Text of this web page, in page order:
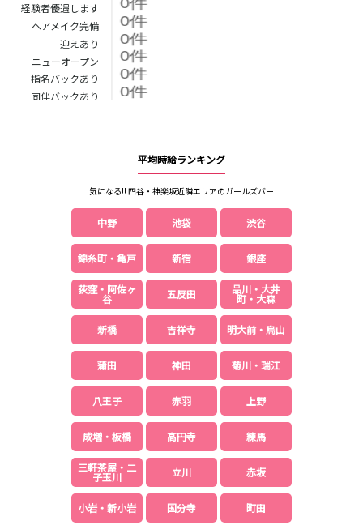
経験者優遇します
ヘアメイク完備
迎えあり
ニューオープン
指名バックあり
同伴バックあり
平均時給ランキング
気になる!! 四谷・神楽坂近隣エリアのガールズバー
中野 池袋 渋谷
錦糸町・亀戸 新宿 銀座
荻窪・阿佐ヶ
谷 五反田 品川・大井
町・大森
新橋 吉祥寺 明大前・烏山
蒲田 神田 菊川・瑞江
八王子 赤羽 上野
成増・板橋 高円寺 練馬
三軒茶屋・二
子玉川 立川 赤坂
小岩・新小岩 国分寺 町田
該当求人 0件
蕨駅
浦和駅
川口駅
品川駅
西川口駅
さいたま新都心駅
都営浅草線
五反田駅
浅草駅
浅草橋駅
東京メトロ銀座線
新橋駅
銀座駅
上野広小路駅
神田駅
渋谷駅
赤坂見附駅
浅草駅
田原町駅
末広町駅
表参道駅
外苑前駅
西武新宿線
西武新宿駅
本川越駅
所沢駅
東村山駅
久米川駅
新所沢駅